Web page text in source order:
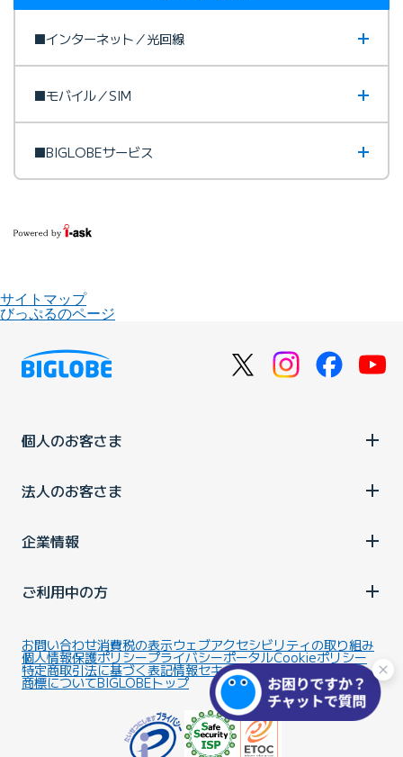
■インターネット／光回線
■モバイル／SIM
■BIGLOBEサービス
サイトマップ
びっぷるのページ
個人のお客さま
法人のお客さま
企業情報
ご利用中の方
お問い合わせ消費税の表示ウェブアクセシビリティの取り組み
個人情報保護ポリシープライバシーポータルCookieポリシー
特定商取引法に基づく表記情報セキュリティ基本方針
商標についてBIGLOBEトップ